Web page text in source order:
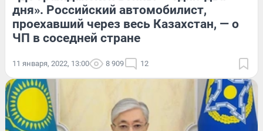
дня». Российский автомобилист,
проехавший через весь Казахстан, — о
ЧП в соседней стране
11 января, 2022, 13:00 8 909 12